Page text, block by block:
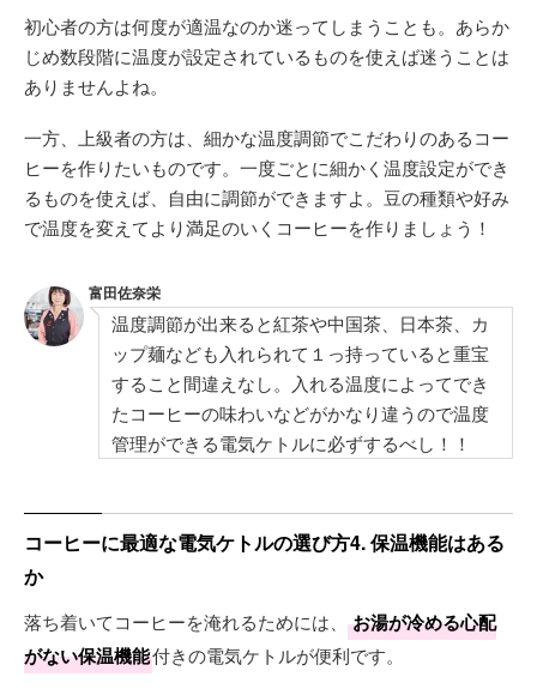
初心者の方は何度が適温なのか迷ってしまうことも。あらか
じめ数段階に温度が設定されているものを使えば迷うことは
ありませんよね。
一方、上級者の方は、細かな温度調節でこだわりのあるコー
ヒーを作りたいものです。一度ごとに細かく温度設定ができ
るものを使えば、自由に調節ができますよ。豆の種類や好み
で温度を変えてより満足のいくコーヒーを作りましょう！
富田佐奈栄
温度調節が出来ると紅茶や中国茶、日本茶、カ
ップ麺なども入れられて１っ持っていると重宝
すること間違えなし。入れる温度によってでき
たコーヒーの味わいなどがかなり違うので温度
管理ができる電気ケトルに必ずするべし！！
コーヒーに最適な電気ケトルの選び方4. 保温機能はある
か
落ち着いてコーヒーを淹れるためには、
お湯が冷める心配
がない保温機能付きの電気ケトルが便利です。